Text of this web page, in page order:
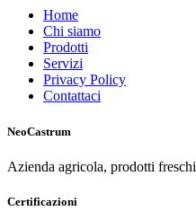
Home
Chi siamo
Prodotti
Servizi
Privacy Policy
Contattaci
NeoCastrum
Azienda agricola, prodotti
Certificazioni